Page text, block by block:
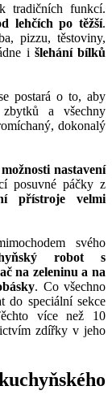
tradičních funkcí.
lehčích po těžší.
pizzu, těstoviny,
i šlehání bílků
postará o to, aby
a všechny
dokonalý
možnosti nastavení
posuvné páčky z
přístroje velmi
svého
robot s
na zeleninu a na
. Co všechno
do speciální sekce
více než 10
zdířky v jeho